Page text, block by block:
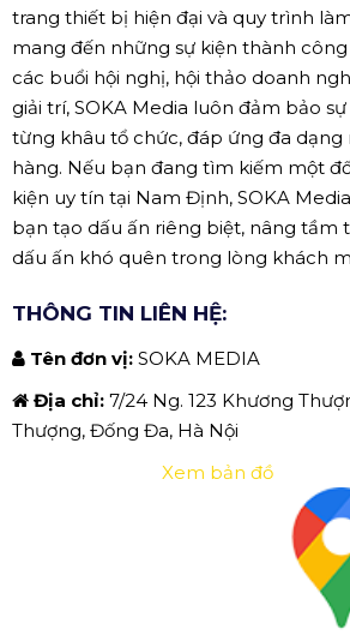
trang thiết bị hiện đại và quy trình
mang đến những sự kiện thành
các buổi hội nghị, hội thảo doanh
giải trí, SOKA Media luôn đảm bảo
từng khâu tổ chức, đáp ứng đa dạng
hàng. Nếu bạn đang tìm kiếm một
kiện uy tín tại Nam Định, SOKA
bạn tạo dấu ấn riêng biệt, nâng tầm
dấu ấn khó quên trong lòng khách
THÔNG TIN LIÊN HỆ:
Tên đơn vị: SOKA MEDIA
Địa chỉ: 7/24 Ng. 123 Khương
Thượng, Đống Đa, Hà Nội
Xem bản đồ